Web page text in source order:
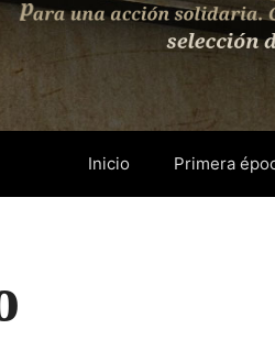
Inicio Primera